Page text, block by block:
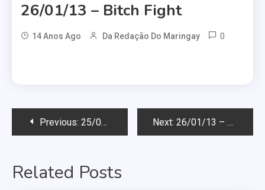
26/01/13 – Bitch Fight
14 Anos Ago Da Redação Do Maringay 0
Navegação
Post
Previous: 25/01/13 – Wonder Candy Next: 26/01/13 – Saturday
Related Posts